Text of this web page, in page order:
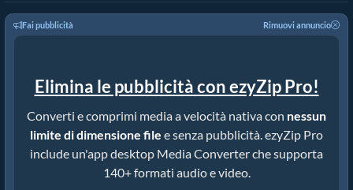
Fai pubblicità Rimuovi annuncio
Elimina le pubblicità con ezyZip Pro!
Converti e comprimi media a velocità nativa con nessun
limite di dimensione file e senza pubblicità. ezyZip Pro
include un'app desktop Media Converter che supporta
140+ formati audio e video.